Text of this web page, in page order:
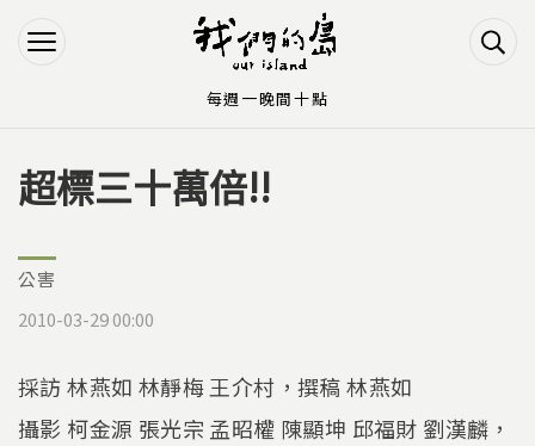
Jump to Navigation
Jump to Main content
您在這裡
超標三十萬倍!!
公害
2010-03-29 00:00
採訪 林燕如 林靜梅 王介村，撰稿 林燕如
攝影 柯金源 張光宗 孟昭權 陳顯坤 邱福財 劉漢麟，
每週一晚間十點